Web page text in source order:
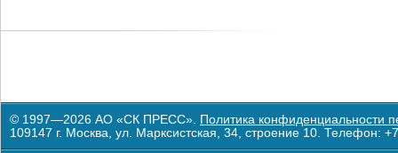
© 1997—2026 АО «СК ПРЕСС». Политика конфиденциальности
109147 г. Москва, ул. Марксистская, 34, строение 10. Телефон: